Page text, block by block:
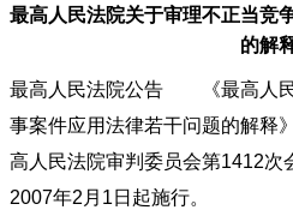
最高人民法院关于审理不正当竞
的解
最高人民法院公告 《最高人民
事案件应用法律若干问题的解释
高人民法院审判委员会第1412次
2007年2月1日